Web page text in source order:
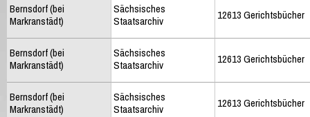
Bernsdorf (bei
Markranstädt)
Sächsisches
Staatsarchiv
12613 Gerichtsbücher
Bernsdorf (bei
Markranstädt)
Sächsisches
Staatsarchiv
12613 Gerichtsbücher
Bernsdorf (bei
Markranstädt)
Sächsisches
Staatsarchiv
12613 Gerichtsbücher